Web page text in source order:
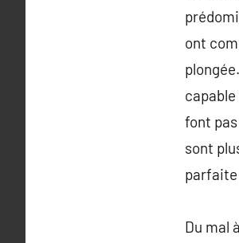
ont
font
sont
parfaite
Du mal